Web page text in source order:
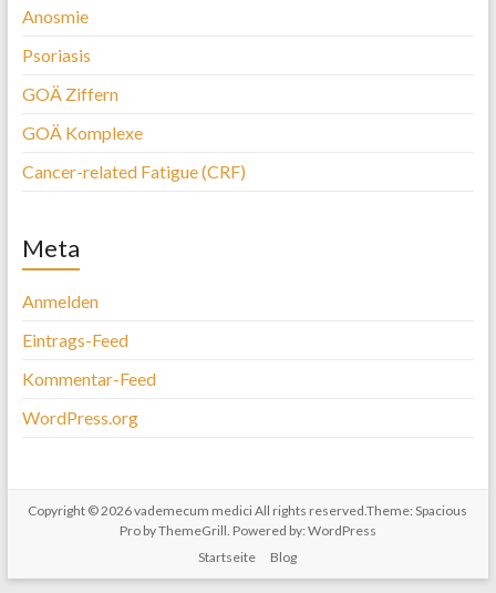
Anosmie
Psoriasis
GOÄ Ziffern
GOÄ Komplexe
Cancer-related Fatigue (CRF)
Meta
Anmelden
Eintrags-Feed
Kommentar-Feed
WordPress.org
Copyright © 2026vademecum mediciAll rights reserved.Theme:Spacious
Proby ThemeGrill. Powered by: WordPress
Startseite
Blog